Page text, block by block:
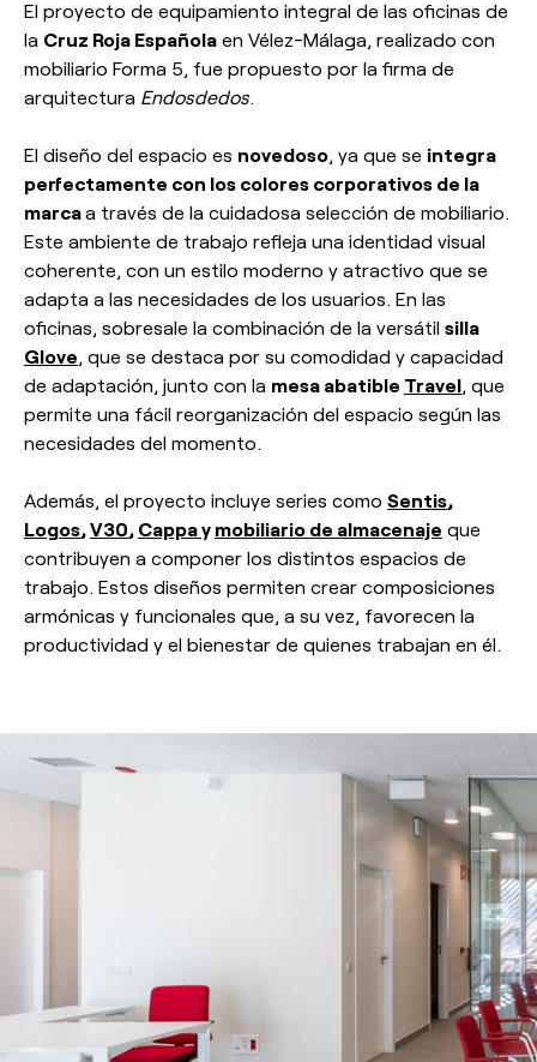
El proyecto de equipamiento integral de las oficinas de
la Cruz Roja Española en Vélez-Málaga, realizado con
mobiliario Forma 5, fue propuesto por la firma de
arquitectura Endosdedos.
El diseño del espacio es novedoso , ya que se integra
perfectamente con los colores corporativos de la
marcaa través de la cuidadosa selección de mobiliario.
Este ambiente de trabajo refleja una identidad visual
coherente, con un estilo moderno y atractivo que se
adapta a las necesidades de los usuarios. En las
oficinas, sobresale la combinación de la versátil silla
Glove , que se destaca por su comodidad y capacidad
de adaptación, junto con la mesa abatible Travel , que
permite una fácil reorganización del espacio según las
necesidades del momento.
Además, el proyecto incluye series como Sentis,
Logos,V30, Cappay mobiliario de almacenaje que
contribuyen a componer los distintos espacios de
trabajo. Estos diseños permiten crear composiciones
armónicas y funcionales que, a su vez, favorecen la
productividad y el bienestar de quienes trabajan en él.